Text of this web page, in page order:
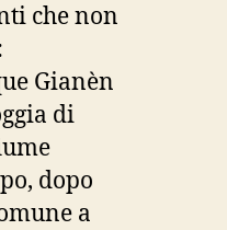
che non
Gianèn
di
dopo
a